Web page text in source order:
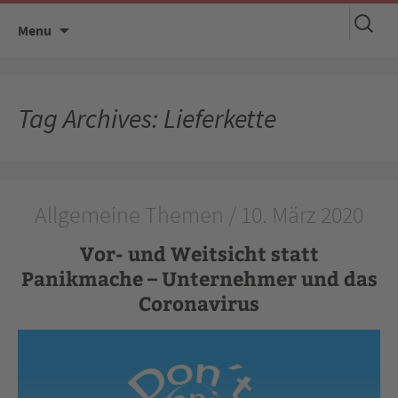
Menu
Suchen
nach:
Tag Archives: Lieferkette
Allgemeine Themen / 10. März 2020
Vor- und Weitsicht statt
Panikmache – Unternehmer und das
Coronavirus